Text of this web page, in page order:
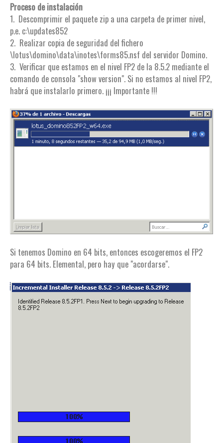
Proceso de instalación
1. Descomprimir el paquete zip a una carpeta de primer nivel,
p.e. c:\updates852
2. Realizar copia de seguridad del fichero
\lotus\domino\data\inotes\forms85.nsf del servidor Domino.
3. Verificar que estamos en el nivel FP2 de la 8.5.2 mediante el
comando de consola "show version". Si no estamos al nivel FP2,
habrá que instalarlo primero. ¡¡¡ Importante !!!
Si tenemos Domino en 64 bits, entonces escogeremos el FP2
para 64 bits. Elemental, pero hay que "acordarse".